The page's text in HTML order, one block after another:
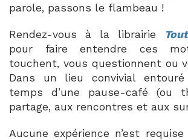
parole, passons le flambeau !
Rendez-vous à la librairie
pour faire entendre ces
touchent, vous questionnent ou
Dans un lieu convivial
temps d’une pause-café (ou
partage, aux rencontres et aux
Aucune expérience n’est